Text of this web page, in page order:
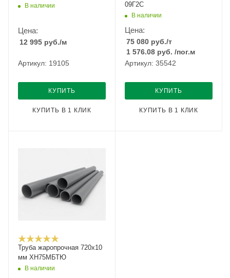
В наличии
Цена:
12 995 руб./м
Артикул: 19105
КУПИТЬ
КУПИТЬ В 1 КЛИК
09Г2С
В наличии
Цена:
75 080 руб./т
1 576.08 руб. /пог.м
Артикул: 35542
КУПИТЬ
КУПИТЬ В 1 КЛИК
Труба жаропрочная 720х10
мм ХН75МБТЮ
В наличии